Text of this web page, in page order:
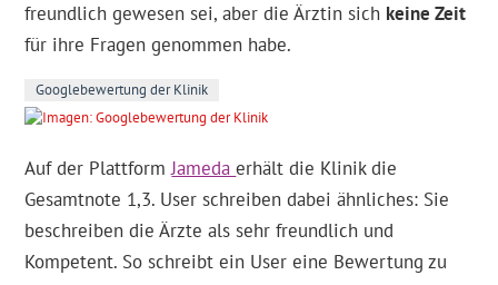
freundlich gewesen sei, aber die Ärztin sich keine Zeit
für ihre Fragen genommen habe.
Googlebewertung der Klinik
Auf der PlattformJamedaerhält die Klinik die
Gesamtnote 1,3. User schreiben dabei ähnliches: Sie
beschreiben die Ärzte als sehr freundlich und
Kompetent. So schreibt ein User eine Bewertung zu